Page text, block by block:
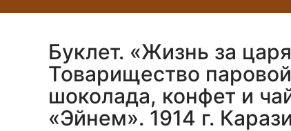
Буклет. «Жизнь за
Товарищество
шоколада, конфет и
«Эйнем». 1914 г.